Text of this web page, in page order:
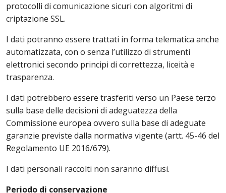
protocolli di comunicazione sicuri con algoritmi di
criptazione SSL.
I dati potranno essere trattati in forma telematica anche
automatizzata, con o senza l’utilizzo di strumenti
elettronici secondo principi di correttezza, liceità e
trasparenza.
I dati potrebbero essere trasferiti verso un Paese terzo
sulla base delle decisioni di adeguatezza della
Commissione europea ovvero sulla base di adeguate
garanzie previste dalla normativa vigente (artt. 45-46 del
Regolamento UE 2016/679).
I dati personali raccolti non saranno diffusi.
Periodo di conservazione